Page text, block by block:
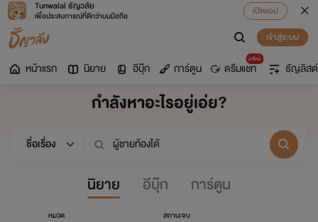
Tunwalai ธัญวลัย
เพื่อประสบการณ์ที่ดีกว่าบนมือถือ
เปิดแอป
เข้าสู่ระบบ
หน้าแรก นิยาย อีบุ๊ก การ์ตูน
มาใหม่
ดรีมแชท ธัญลิสต์
กำลังหาอะไรอยู่เอ่ย?
นิยาย อีบุ๊ก การ์ตูน
หมวด สถานะจบ